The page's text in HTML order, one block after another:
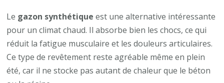
Le gazon synthétique est une alternative intéressante
pour un climat chaud. Il absorbe bien les chocs, ce qui
réduit la fatigue musculaire et les douleurs articulaires.
Ce type de revêtement reste agréable même en plein
été, car il ne stocke pas autant de chaleur que le béton